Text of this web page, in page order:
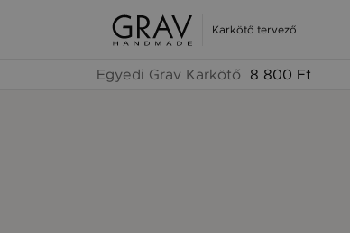
Karkötő tervező
Egyedi Grav Karkötő 8 800 Ft